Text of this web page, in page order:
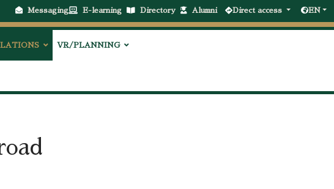
Messaging E-learning Directory Alumni Direct access EN
VR/PLANNING